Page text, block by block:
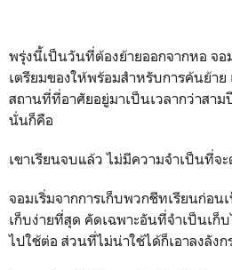
พรุ่งนี้เป็นวันที่ต้องย้ายออกจากหอ จอ
เตรียมของให้พร้อมสำหรับการค้นย้าย
สถานที่ที่อาศัยอยู่มาเป็นเวลากว่าสาม
นั่นก็คือ
เขาเรียนจบแล้ว ไม่มีความจำเป็นที่จ
จอมเริ่มจากการเก็บพวกชีทเรียนก่อ
เก็บง่ายที่สุด คัดเฉพาะอันที่จำเป็นเก็
ไปใช้ต่อ ส่วนที่ไม่น่าใช้ได้ก็เอาลงลังก